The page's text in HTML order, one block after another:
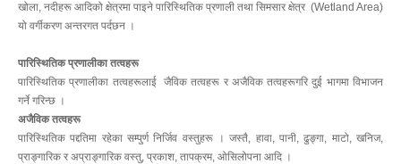
खोला, नदीहरू आदिको क्षेत्रमा पाइने पारिस्थितिक प्रणाली तथा सिमसार क्षेत्र (Wetland Area)
यो वर्गीकरण अन्तरगत पर्दछन ।
पारिस्थितिक प्रणालीका तत्वहरू
पारिस्थितिक प्रणालीका तत्वहरूलाई जैविक तत्वहरू र अजैविक तत्वहरूगरि दुई भागमा विभाजन
गर्ने गरिन्छ ।
अजैविक तत्वहरू
पारिस्थितिक पद्दतिमा रहेका सम्पुर्ण निर्जिव वस्तुहरू । जस्तै, हावा, पानी, ढुङ्गा, माटो, खनिज,
प्राङ्गारिक र अप्राङ्गारिक वस्तु, प्रकाश, तापक्रम, ओसिलोपना आदि ।